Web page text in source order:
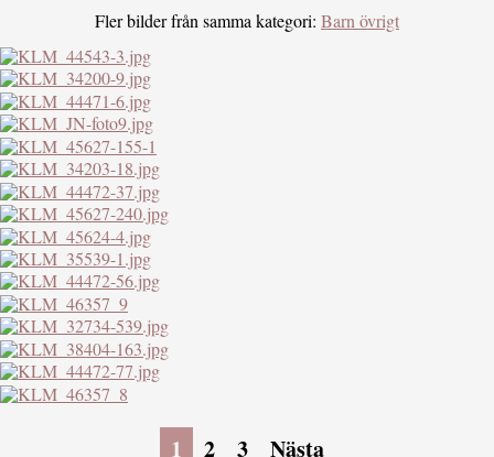
Fler bilder från samma kategori: Barn övrigt
1 2 3 Nästa